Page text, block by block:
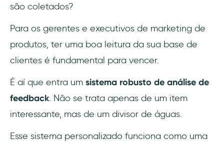
4- Use etiquetas!
Etapa 3: Analisando o feedback
1- Análise com base em IA
2- Revisão e programação de manuais
3- Ferramentas de análise de feedback de
são coletados?
Para os gerentes e executivos de marketing de
produtos, ter uma boa leitura da sua base de
clientes é fundamental para vencer.
É aí que entra um sistema robusto de análise de
feedback. Não se trata apenas de um item
interessante, mas de um divisor de águas.
Esse sistema personalizado funciona como uma